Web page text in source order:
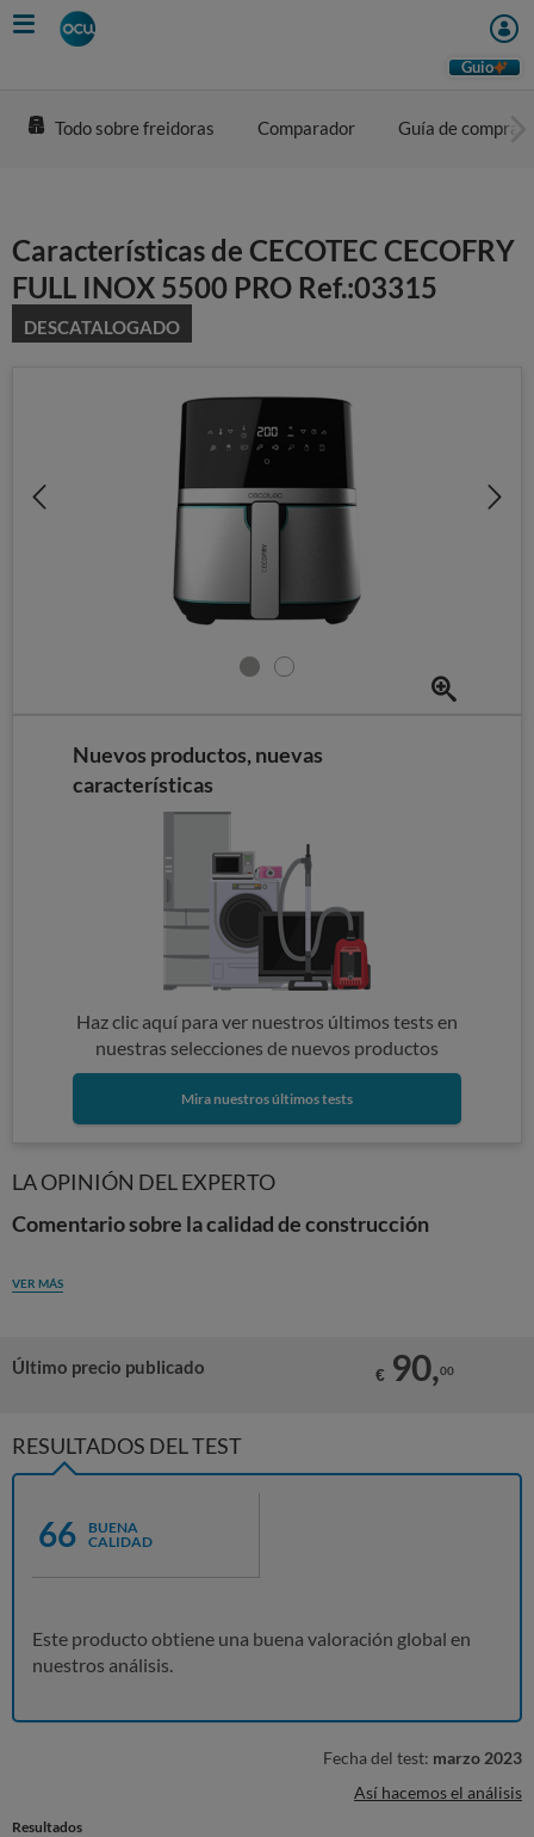
Skip
to
Guio
Todo sobre freidoras Comparador Guía de compra
Características de CECOTEC CECOFRY
FULL INOX 5500 PRO Ref.:03315
DESCATALOGADO
Nuevos productos, nuevas
características
Haz clic aquí para ver nuestros últimos tests en
nuestras selecciones de nuevos productos
Mira nuestros últimos tests
LA OPINIÓN DEL EXPERTO
Comentario sobre la calidad de construcción
VER MÁS
Último precio publicado € 90,00
RESULTADOS DEL TEST
66
BUENA
CALIDAD
Este producto obtiene una buena valoración global en
nuestros análisis.
Fecha del test: marzo 2023
Así hacemos el análisis
Resultados